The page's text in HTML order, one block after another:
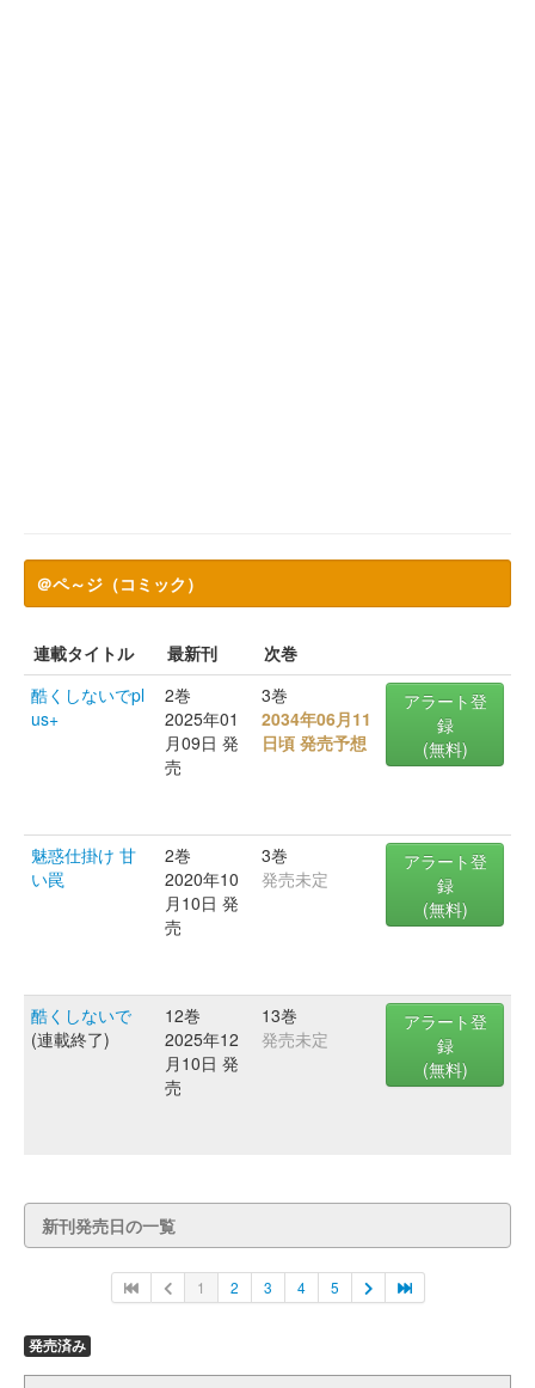
＠ペ～ジ（コミック）
連載タイトル 最新刊
次巻
酷くしないでpl
us+
2巻
2025年01
月09日 発
売
3巻
2034年06月11
日頃 発売予想
アラート登
録
(無料)
魅惑仕掛け 甘
い罠
2巻
2020年10
月10日 発
売
3巻
発売未定
アラート登
録
(無料)
酷くしないで
(連載終了)
12巻
2025年12
月10日 発
売
13巻
発売未定
アラート登
録
(無料)
新刊発売日の一覧
1 2 3 4 5
発売済み